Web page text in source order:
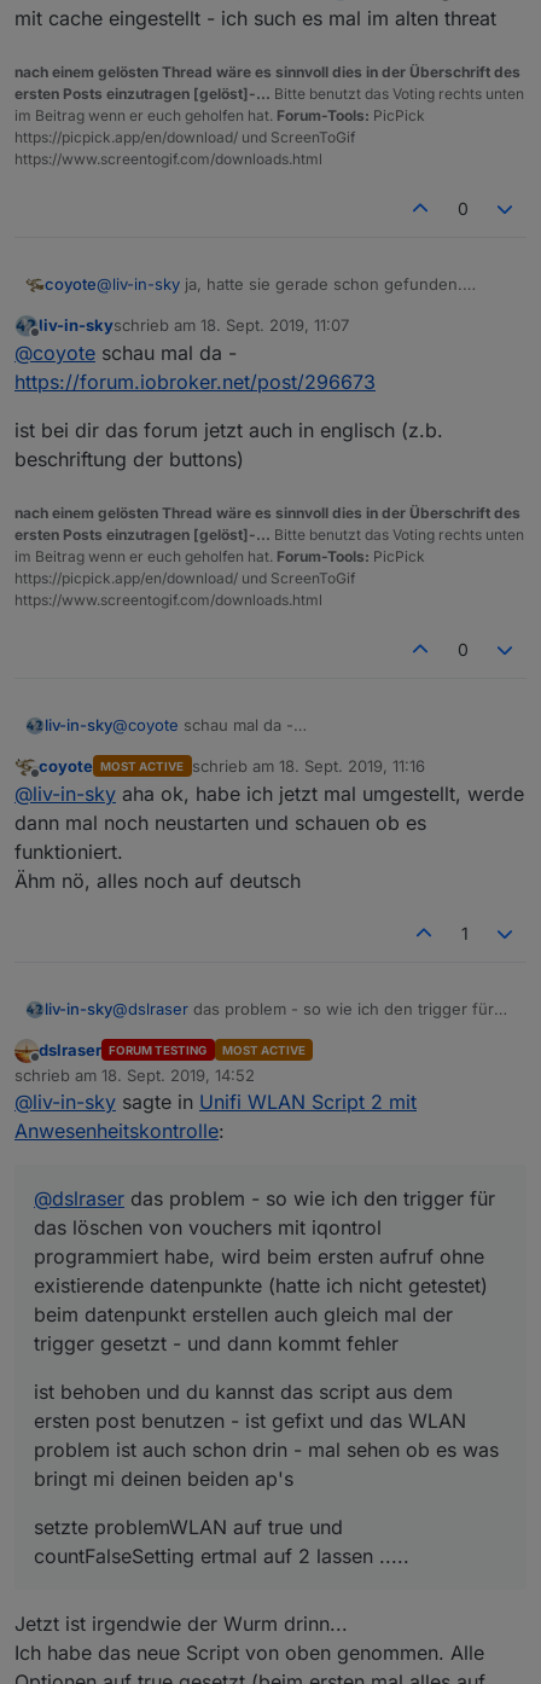
mit cache eingestellt - ich such es mal im alten threat
nach einem gelösten Thread wäre es sinnvoll dies in der Überschrift des
ersten Posts einzutragen [gelöst]-... Bitte benutzt das Voting rechts unten
im Beitrag wenn er euch geholfen hat. Forum-Tools: PicPick
https://picpick.app/en/download/ und ScreenToGif
https://www.screentogif.com/downloads.html
0
coyote@liv-in-sky ja, hatte sie gerade schon gefunden.
der Zugriff von iqontrol erfolgt wohl nicht
Offline
liv-in-skyschrieb am 18. Sept. 2019, 11:07
zuletzt editiert von
@coyote schau mal da -
https://forum.iobroker.net/post/296673
ist bei dir das forum jetzt auch in englisch (z.b.
beschriftung der buttons)
nach einem gelösten Thread wäre es sinnvoll dies in der Überschrift des
ersten Posts einzutragen [gelöst]-... Bitte benutzt das Voting rechts unten
im Beitrag wenn er euch geholfen hat. Forum-Tools: PicPick
https://picpick.app/en/download/ und ScreenToGif
https://www.screentogif.com/downloads.html
0
liv-in-sky@coyote
schau mal da -
ist bei dir das forum jetzt auch in englisch (z.b.
beschriftung der buttons)
Offline
coyote MOST ACTIVE schrieb am 18. Sept. 2019, 11:16
zuletzt editiert von
@liv-in-sky aha ok, habe ich jetzt mal umgestellt, werde
dann mal noch neustarten und schauen ob es
funktioniert.
Ähm nö, alles noch auf deutsch
1
liv-in-sky@dslraser das problem - so wie ich den trigger für
habe, wird beim ersten aufruf ohne existierende
datenpunkte (hatte ich nicht getestet) beim
datenpunkt erstellen auch gleich mal der trigger
gesetzt - und dann kommt fehler
ist behoben und du kannst das script aus dem ersten
post benutzen - ist gefixt und das WLAN problem ist
auch schon drin - mal sehen ob es was bringt mi
deinen beiden ap's
setzte problemWLAN auf true und countFalseSetting
ertmal auf 2 lassen .....
Offline
dslraser FORUM TESTING MOST ACTIVE
schrieb am 18. Sept. 2019, 14:52
zuletzt editiert von
@liv-in-sky sagte in Unifi WLAN Script 2 mit
Anwesenheitskontrolle:
@dslraser das problem - so wie ich den trigger für
das löschen von vouchers mit iqontrol
programmiert habe, wird beim ersten aufruf ohne
existierende datenpunkte (hatte ich nicht getestet)
beim datenpunkt erstellen auch gleich mal der
trigger gesetzt - und dann kommt fehler
ist behoben und du kannst das script aus dem
ersten post benutzen - ist gefixt und das WLAN
problem ist auch schon drin - mal sehen ob es was
bringt mi deinen beiden ap's
setzte problemWLAN auf true und
countFalseSetting ertmal auf 2 lassen .....
Jetzt ist irgendwie der Wurm drinn...
Ich habe das neue Script von oben genommen. Alle